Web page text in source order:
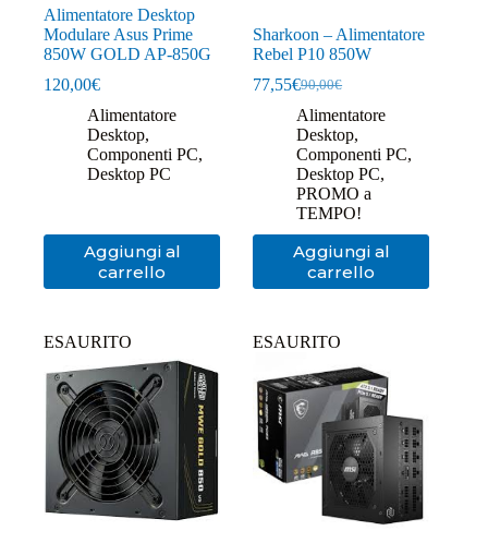
Alimentatore Desktop
Modulare Asus Prime
850W GOLD AP-850G
120,00€
Alimentatore
Desktop,
Componenti PC,
Desktop PC
Aggiungi al
carrello
Sharkoon – Alimentatore
Rebel P10 850W
90,00€
Il
prezzo
originale
era:
90,00€.
77,55€Il
prezzo
attuale
è:
77,55€.
Alimentatore
Desktop,
Componenti PC,
Desktop PC,
PROMO a
TEMPO!
Aggiungi al
carrello
ESAURITO ESAURITO